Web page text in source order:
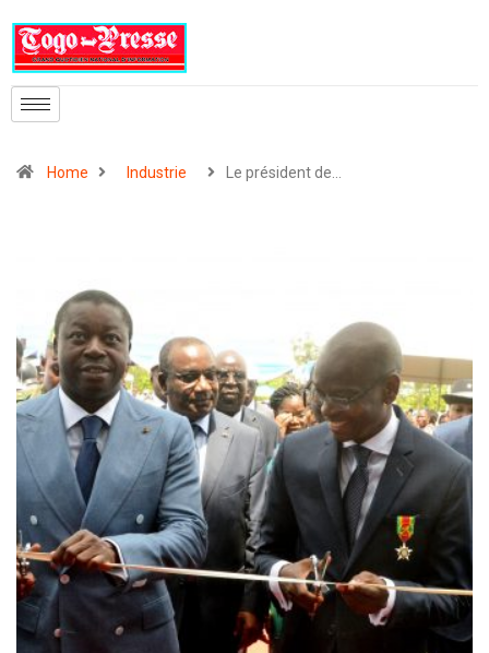
Home Industrie Le président de…